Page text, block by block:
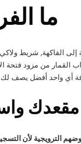
ما
من مزود فتحة
الترويجية لأن